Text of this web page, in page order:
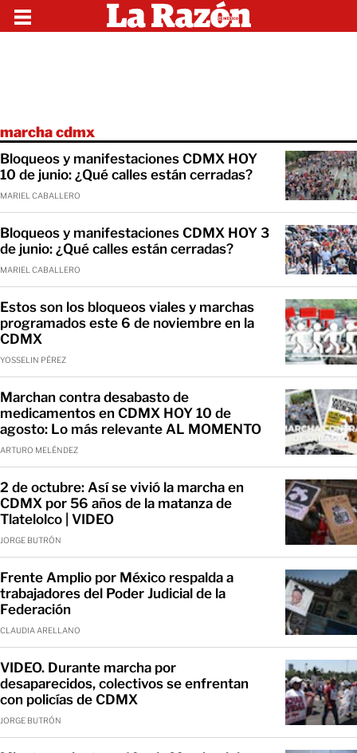
marcha cdmx
Bloqueos y manifestaciones CDMX HOY
10 de junio: ¿Qué calles están cerradas?
MARIEL CABALLERO
Bloqueos y manifestaciones CDMX HOY 3
de junio: ¿Qué calles están cerradas?
MARIEL CABALLERO
Estos son los bloqueos viales y marchas
programados este 6 de noviembre en la
CDMX
YOSSELIN PÉREZ
Marchan contra desabasto de
medicamentos en CDMX HOY 10 de
agosto: Lo más relevante AL MOMENTO
ARTURO MELÉNDEZ
2 de octubre: Así se vivió la marcha en
CDMX por 56 años de la matanza de
Tlatelolco | VIDEO
JORGE BUTRÓN
Frente Amplio por México respalda a
trabajadores del Poder Judicial de la
Federación
CLAUDIA ARELLANO
VIDEO. Durante marcha por
desaparecidos, colectivos se enfrentan
con policías de CDMX
JORGE BUTRÓN